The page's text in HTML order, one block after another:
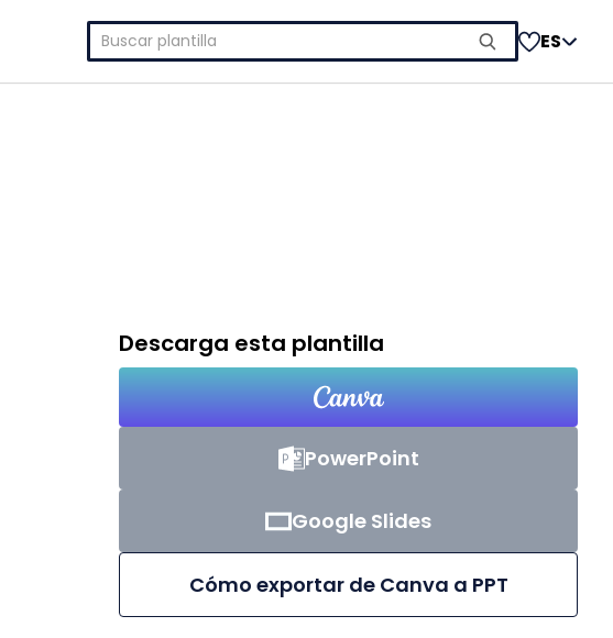
Buscar: ES
Descarga esta plantilla
PowerPoint
Google Slides
Cómo exportar de Canva a PPT